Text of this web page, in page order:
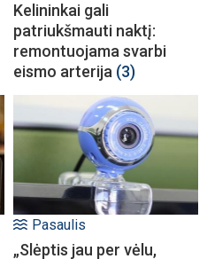
Kelininkai gali
patriukšmauti naktį:
remontuojama svarbi
eismo arterija (3)
Pasaulis
„Slėptis jau per vėlu,